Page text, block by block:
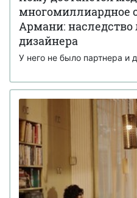
многомиллиардное
Армани: наследство
дизайнера
У него не было партнера и